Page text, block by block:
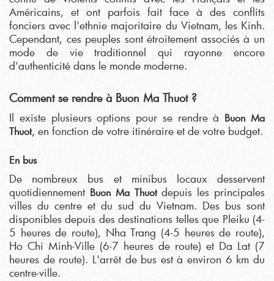
Américains, et ont parfois fait face à des conflits
fonciers avec l'ethnie majoritaire du Vietnam, les Kinh.
Cependant, ces peuples sont étroitement associés à un
mode de vie traditionnel qui rayonne encore
d'authenticité dans le monde moderne.
Comment se rendre à Buon Ma Thuot ?
Il existe plusieurs options pour se rendre à Buon Ma
Thuot, en fonction de votre itinéraire et de votre budget.
En bus
De nombreux bus et minibus locaux desservent
quotidiennement Buon Ma Thuotdepuis les principales
villes du centre et du sud du Vietnam. Des bus sont
disponibles depuis des destinations telles que Pleiku (4-
5 heures de route), Nha Trang (4-5 heures de route),
Ho Chi Minh-Ville (6-7 heures de route) et Da Lat (7
heures de route). L'arrêt de bus est à environ 6 km du
centre-ville.